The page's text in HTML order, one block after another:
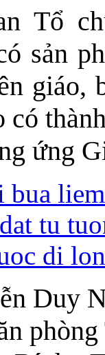
Tổ
sản
giáo,
có
ứng
Duy